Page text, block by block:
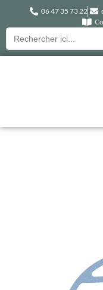
06 47 35 73 22
Recherche
pour :